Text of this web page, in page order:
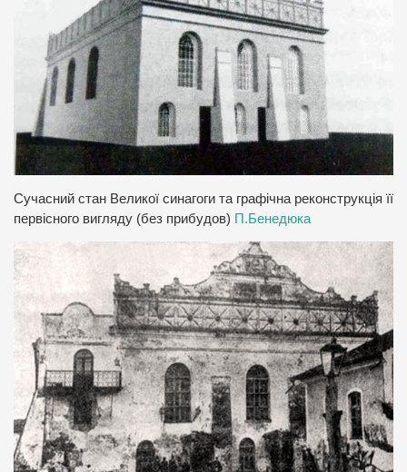
Сучасний стан Великої синагоги та графічна реконструкція її
первісного вигляду (без прибудов) П.Бенедюка